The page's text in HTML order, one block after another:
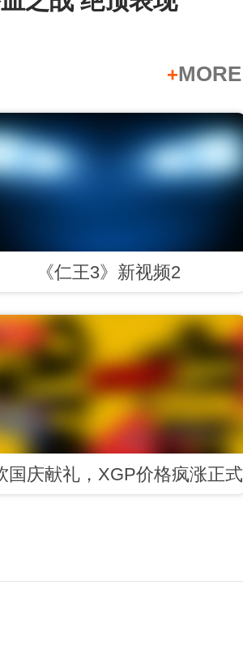
+MORE
《仁王3》新视频2
国庆献礼，XGP价格疯涨正式